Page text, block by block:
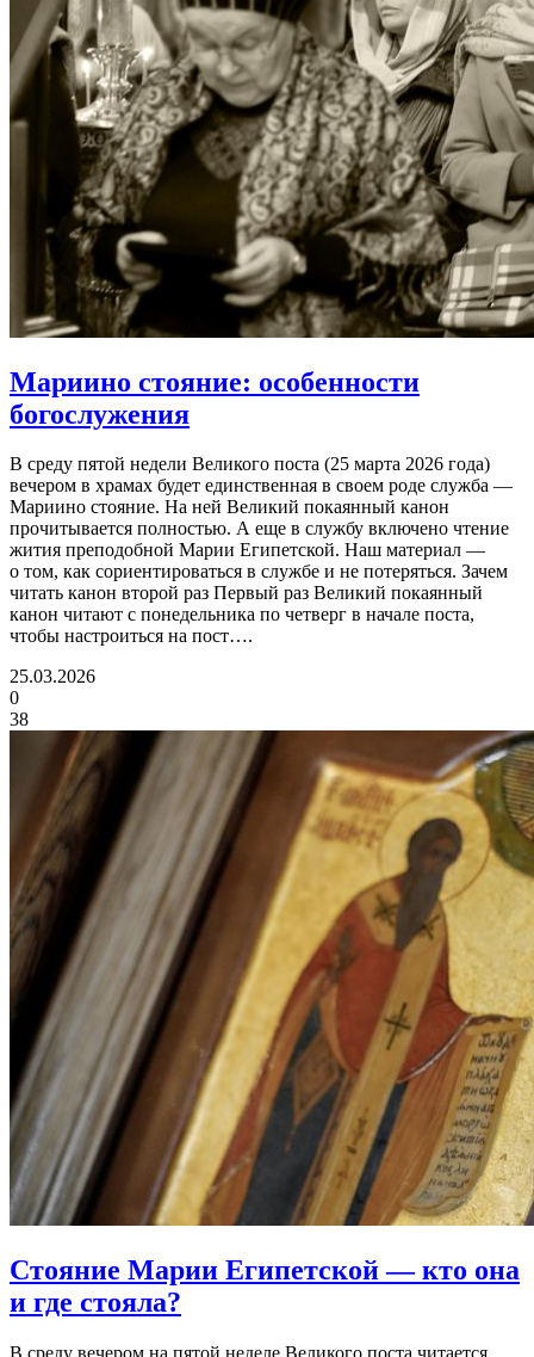
Мариино стояние: особенности
богослужения
В среду пятой недели Великого поста (25 марта 2026 года)
вечером в храмах будет единственная в своем роде служба —
Мариино стояние. На ней Великий покаянный канон
прочитывается полностью. А еще в службу включено чтение
жития преподобной Марии Египетской. Наш материал —
о том, как сориентироваться в службе и не потеряться. Зачем
читать канон второй раз Первый раз Великий покаянный
канон читают с понедельника по четверг в начале поста,
чтобы настроиться на пост….
25.03.2026
0
38
Стояние Марии Египетской— кто она
и где стояла?